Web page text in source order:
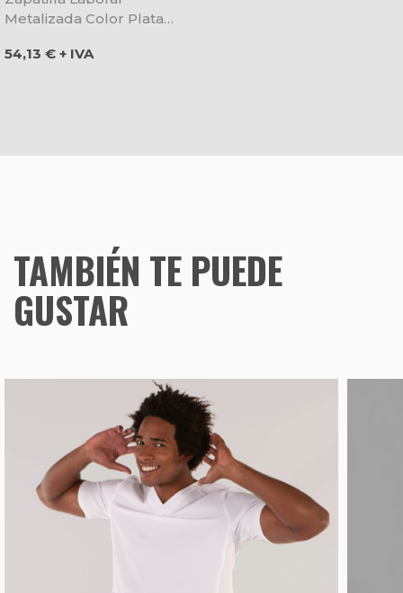
Metalizada Color Plata
Precio
54,13 € + IVA
TAMBIÉN TE PUEDE
GUSTAR